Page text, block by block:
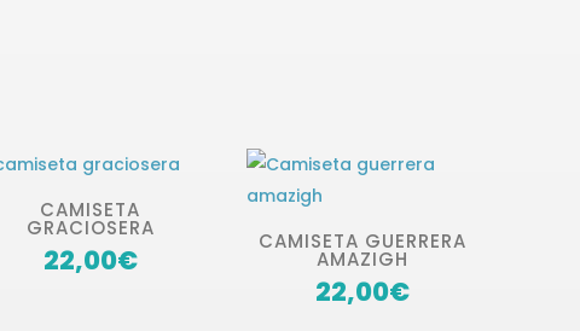
CAMISETA
GRACIOSERA
22,00€
CAMISETA GUERRERA
AMAZIGH
22,00€